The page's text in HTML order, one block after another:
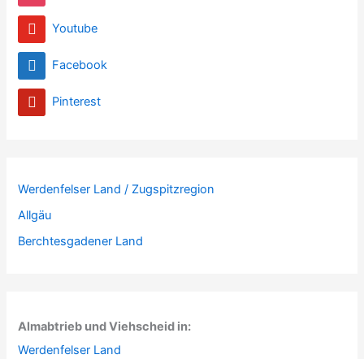
Youtube
Facebook
Pinterest
Werdenfelser Land / Zugspitzregion
Allgäu
Berchtesgadener Land
Almabtrieb und Viehscheid in:
Werdenfelser Land